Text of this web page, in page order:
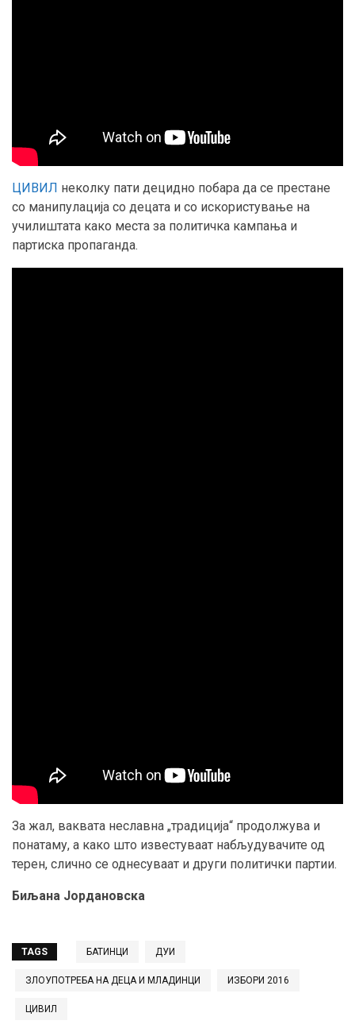
ЦИВИЛ неколку пати децидно побара да се престане
со манипулација со децата и со искористување на
училиштата како места за политичка кампања и
партиска пропаганда.
За жал, ваквата неславна „традиција“ продолжува и
понатаму, а како што известуваат набљудувачите од
терен, слично се однесуваат и други политички партии.
Биљана Јордановска
TAGS БАТИНЦИ ДУИ
ЗЛОУПОТРЕБА НА ДЕЦА И МЛАДИНЦИ ИЗБОРИ 2016
ЦИВИЛ